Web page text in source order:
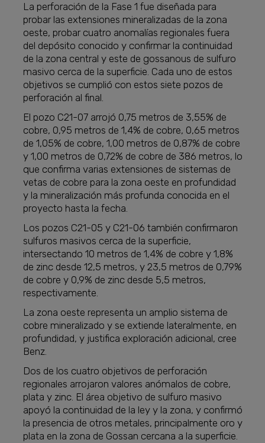
La perforación de la Fase 1 fue diseñada para
probar las extensiones mineralizadas de la zona
oeste, probar cuatro anomalías regionales fuera
del depósito conocido y confirmar la continuidad
de la zona central y este de gossanous de sulfuro
masivo cerca de la superficie. Cada uno de estos
objetivos se cumplió con estos siete pozos de
perforación al final.
El pozo C21-07 arrojó 0,75 metros de 3,55% de
cobre, 0,95 metros de 1,4% de cobre, 0,65 metros
de 1,05% de cobre, 1,00 metros de 0,87% de cobre
y 1,00 metros de 0,72% de cobre de 386 metros, lo
que confirma varias extensiones de sistemas de
vetas de cobre para la zona oeste en profundidad
y la mineralización más profunda conocida en el
proyecto hasta la fecha.
Los pozos C21-05 y C21-06 también confirmaron
sulfuros masivos cerca de la superficie,
intersectando 10 metros de 1,4% de cobre y 1,8%
de zinc desde 12,5 metros, y 23,5 metros de 0,79%
de cobre y 0,9% de zinc desde 5,5 metros,
respectivamente.
La zona oeste representa un amplio sistema de
cobre mineralizado y se extiende lateralmente, en
profundidad, y justifica exploración adicional, cree
Benz.
Dos de los cuatro objetivos de perforación
regionales arrojaron valores anómalos de cobre,
plata y zinc. El área objetivo de sulfuro masivo
apoyó la continuidad de la ley y la zona, y confirmó
la presencia de otros metales, principalmente oro y
plata en la zona de Gossan cercana a la superficie.